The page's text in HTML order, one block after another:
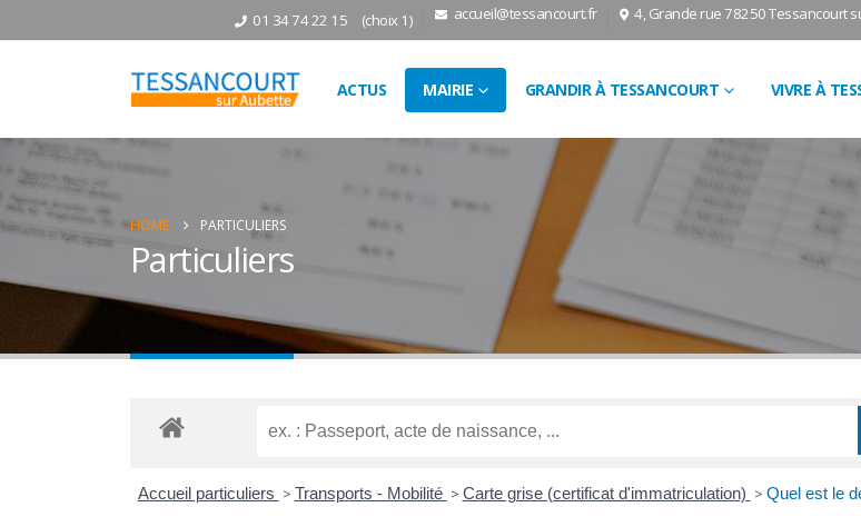
01 34 74 22 15 (choix 1) accueil@tessancourt.fr 4, Grande rue 78250 Tessancourt
ACTUS MAIRIE GRANDIR À TESSANCOURT VIVRE À
HOME PARTICULIERS
Particuliers
Accueil particuliers > Transports - Mobilité > Carte grise (certificat d'immatriculation) > Quel est le